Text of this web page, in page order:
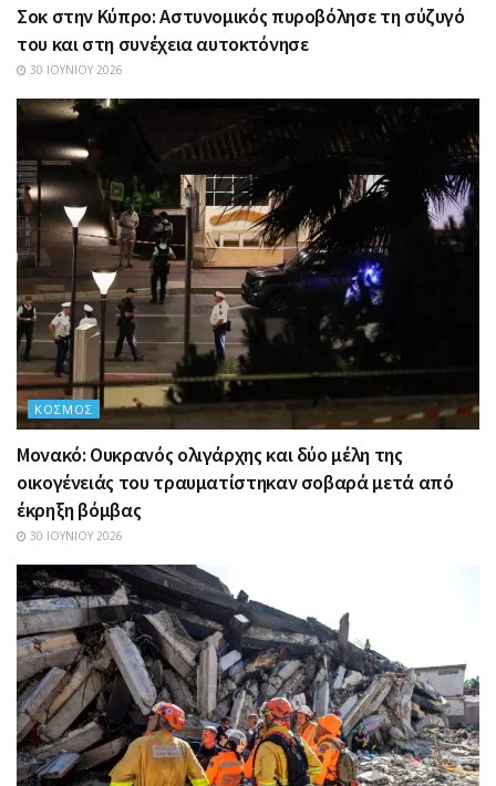
Σοκ στην Κύπρο: Αστυνομικός πυροβόλησε τη σύζυγό
του και στη συνέχεια αυτοκτόνησε
30 ΙΟΥΝΊΟΥ 2026
ΚΌΣΜΟΣ
Μονακό: Ουκρανός ολιγάρχης και δύο μέλη της
οικογένειάς του τραυματίστηκαν σοβαρά μετά από
έκρηξη βόμβας
30 ΙΟΥΝΊΟΥ 2026